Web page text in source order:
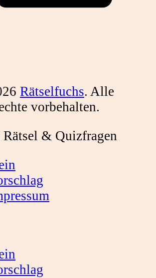
Rätselfuchs. Alle
vorbehalten.
Rätsel & Quizfragen